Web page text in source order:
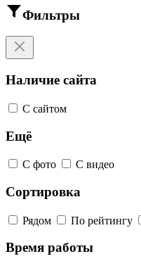
Фильтры
Наличие сайта
С сайтом
Ещё
С фото С видео
Сортировка
Рядом По рейтингу
Время работы